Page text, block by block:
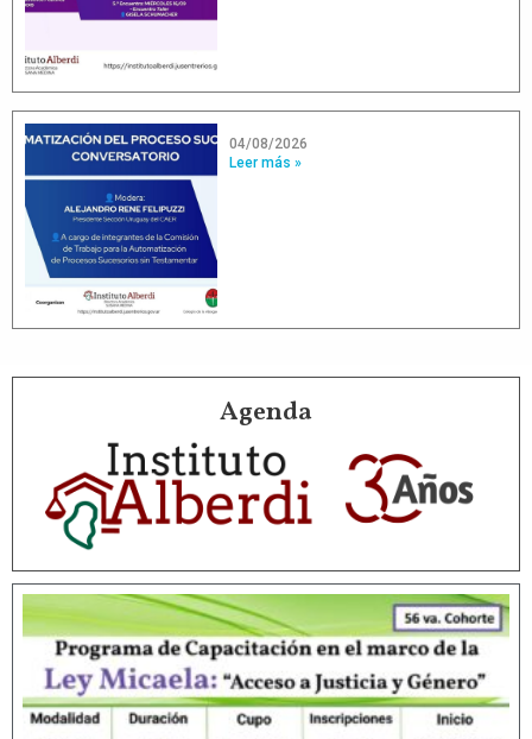
04/08/2026
Leer más »
Agenda